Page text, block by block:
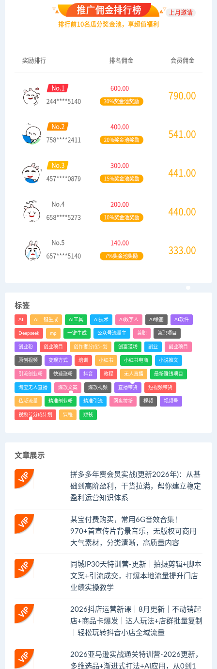
标签
AI AI一键生成 AI工具 AI技术 AI数字人 AI绘画 AI软件
Deepseek mp 一键生成 公众号流量主 兼职 兼职项目
创业粉 创业项目 创作者分成计划 创富道场 副业 副业项目
原创视频 变现方式 培训 小红书 小红书电商 小说推文
引流创业粉 快速涨粉 抖音 教程 无人直播 最新赚钱项目
淘宝无人直播 爆款文案 爆款视频 直播带货 短视频带货
私域流量 精准创业粉 精准引流 网盘拉新 视频 视频号
视频号分成计划 课程 赚钱
文章展示
拼多多年费会员实战(更新2026年)：从基
础到高阶盈利，干货拉满，帮你建立稳定
盈利运营知识体系
某宝付费购买，常用6G音效合集！
970+首宣传片背景音乐，无版权可商用
大气素材，分类清晰，高质量内容
同城IP30天特训营-更新｜拍摄剪辑+脚本
文案+引流成交，打爆本地流量提升门店
业绩实操教学
2026抖店运营新课｜8月更新｜不动销起
店+商品卡爆发｜达人玩法+店群批量复制
｜轻松玩转抖音小店全域流量
2026亚马逊实战通关特训营-2026更新，
多维选品+渐进式打法+AI应用，从0到1